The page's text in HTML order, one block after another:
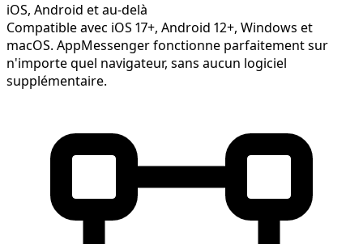
iOS, Android et au-delà
Compatible avec iOS 17+, Android 12+, Windows et
macOS. AppMessenger fonctionne parfaitement sur
n'importe quel navigateur, sans aucun logiciel
supplémentaire.